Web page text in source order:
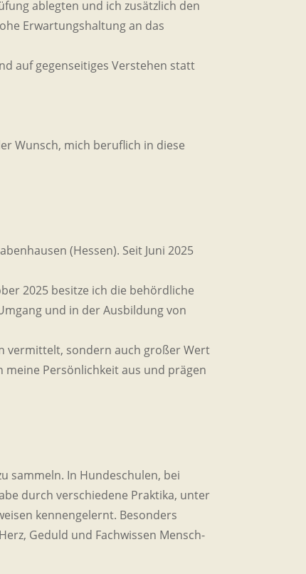
ablegten und ich zusätzlich den
Erwartungshaltung an das
auf gegenseitiges Verstehen statt
Wunsch, mich beruflich in diese
(Hessen). Seit Juni 2025
2025 besitze ich die behördliche
und in der Ausbildung von
vermittelt, sondern auch großer Wert
Persönlichkeit aus und prägen
sammeln. In Hundeschulen, bei
durch verschiedene Praktika, unter
kennengelernt. Besonders
Geduld und Fachwissen Mensch-